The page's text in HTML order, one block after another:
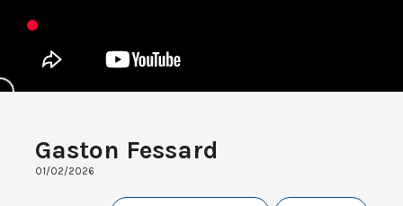
Gaston Fessard
01/02/2026